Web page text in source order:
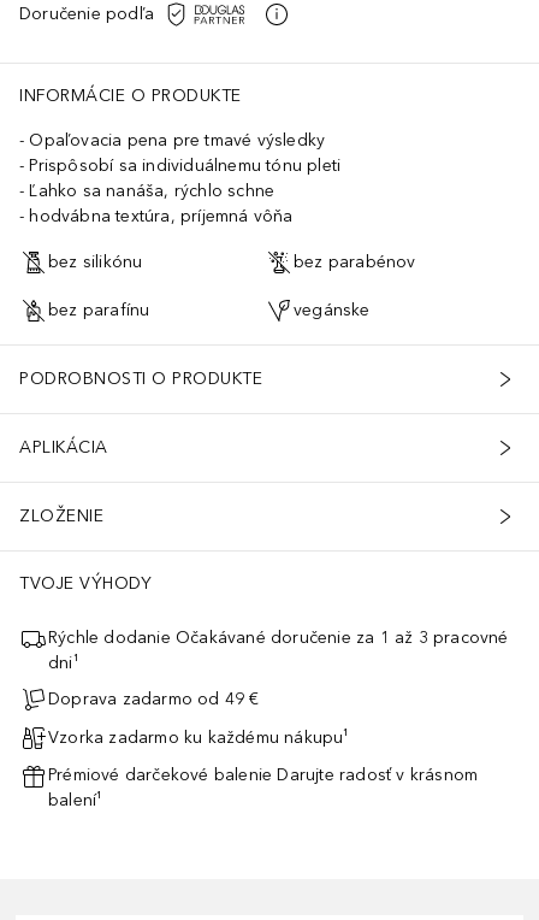
Doručenie podľa
INFORMÁCIE O PRODUKTE
Opaľovacia pena pre tmavé výsledky
Prispôsobí sa individuálnemu tónu pleti
Ľahko sa nanáša, rýchlo schne
hodvábna textúra, príjemná vôňa
bez silikónu bez parabénov
bez parafínu vegánske
PODROBNOSTI O PRODUKTE
APLIKÁCIA
ZLOŽENIE
TVOJE VÝHODY
Rýchle dodanie Očakávané doručenie za 1 až 3 pracovné
dni¹
Doprava zadarmo od 49 €
Vzorka zadarmo ku každému nákupu¹
Prémiové darčekové balenie Darujte radosť v krásnom
balení¹